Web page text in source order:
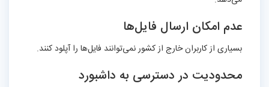
عدم امکان ارسال فایل‌ها
بسیاری از کاربران خارج از کشور نمی‌توانند فایل‌ها را آپلود کنند.
محدودیت در دسترسی به داشبورد